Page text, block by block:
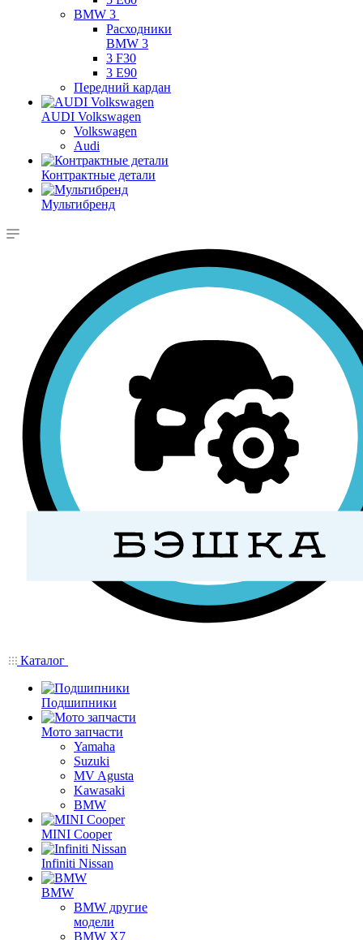
BMW 3
Расходники
BMW 3
3 F30
3 E90
Передний кардан
AUDI Volkswagen
Volkswagen
Audi
Контрактные детали
Мультибренд
Каталог
Подшипники
Мото запчасти
Yamaha
Suzuki
MV Agusta
Kawasaki
BMW
MINI Cooper
Infiniti Nissan
BMW
BMW другие
модели
BMW X7